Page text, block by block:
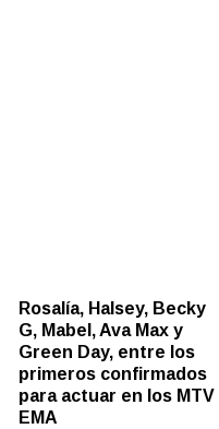
Rosalía, Halsey, Becky
G, Mabel, Ava Max y
Green Day, entre los
primeros confirmados
para actuar en los MTV
EMA